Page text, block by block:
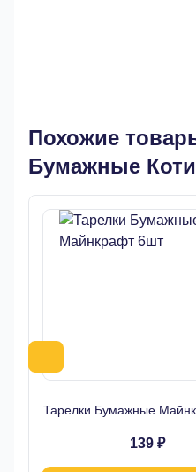
Похожие
Бумажные
Тарелки Бумажные
139 ₽